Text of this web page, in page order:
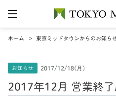
ホーム 東京ミッドタウンからのお知ら
お知らせ 2017/12/18(月)
2017年12月 営業終